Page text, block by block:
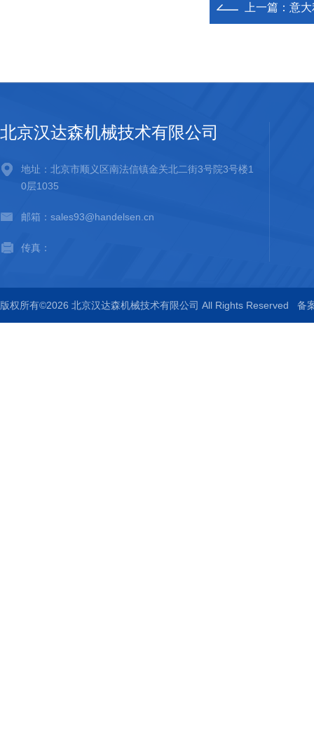
上一篇： 意
北京汉达森机械技术有限公司
地址：北京市顺义区南法信镇金关北二街3号院3号楼1
0层1035
邮箱：sales93@handelsen.cn
传真：
版权所有©2026 北京汉达森机械技术有限公司 All Rights Reserved 备